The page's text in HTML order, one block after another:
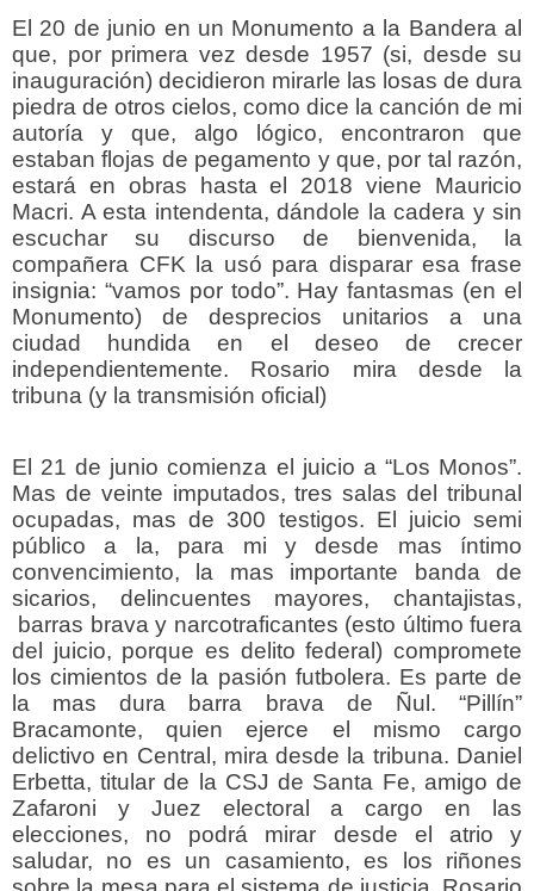
El 20 de junio en un Monumento a la Bandera al
que, por primera vez desde 1957 (si, desde su
inauguración) decidieron mirarle las losas de dura
piedra de otros cielos, como dice la canción de mi
autoría y que, algo lógico, encontraron que
estaban flojas de pegamento y que, por tal razón,
estará en obras hasta el 2018 viene Mauricio
Macri. A esta intendenta, dándole la cadera y sin
escuchar su discurso de bienvenida, la
compañera CFK la usó para disparar esa frase
insignia: “vamos por todo”. Hay fantasmas (en el
Monumento) de desprecios unitarios a una
ciudad hundida en el deseo de crecer
independientemente. Rosario mira desde la
tribuna (y la transmisión oficial)
El 21 de junio comienza el juicio a “Los Monos”.
Mas de veinte imputados, tres salas del tribunal
ocupadas, mas de 300 testigos. El juicio semi
público a la, para mi y desde mas íntimo
convencimiento, la mas importante banda de
sicarios, delincuentes mayores, chantajistas,
barras brava y narcotraficantes (esto último fuera
del juicio, porque es delito federal) compromete
los cimientos de la pasión futbolera. Es parte de
la mas dura barra brava de Ñul. “Pillín”
Bracamonte, quien ejerce el mismo cargo
delictivo en Central, mira desde la tribuna. Daniel
Erbetta, titular de la CSJ de Santa Fe, amigo de
Zafaroni y Juez electoral a cargo en las
elecciones, no podrá mirar desde el atrio y
saludar, no es un casamiento, es los riñones